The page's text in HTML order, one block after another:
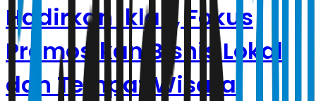
Hadirkan Iklan, Fokus
Promosikan Bisnis Lokal
dan Tempat Wisata